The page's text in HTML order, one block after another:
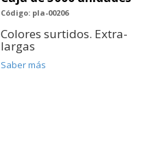
Código: pla-00206
Colores surtidos. Extra-
largas
Saber más